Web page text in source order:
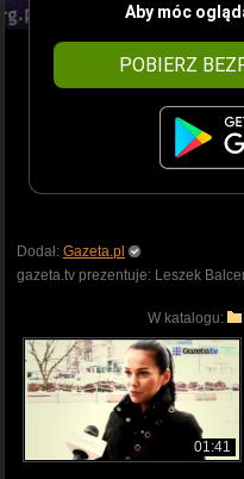
Aby móc
POBIERZ
Dodał: Gazeta.pl
gazeta.tv prezentuje: Leszek
W katalogu:
01:41